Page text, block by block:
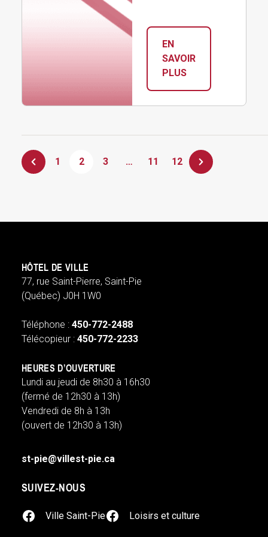
EN
SAVOIR
PLUS:
1 2 3 … 11 12
HÔTEL DE VILLE
77, rue Saint-Pierre, Saint-Pie
(Québec) J0H 1W0
Téléphone : 450-772-2488
Télécopieur : 450-772-2233
HEURES D’OUVERTURE
Lundi au jeudi de 8h30 à 16h30
(fermé de 12h30 à 13h)
Vendredi de 8h à 13h
(ouvert de 12h30 à 13h)
st-pie@villest-pie.ca
SUIVEZ-NOUS
facebook googleplus